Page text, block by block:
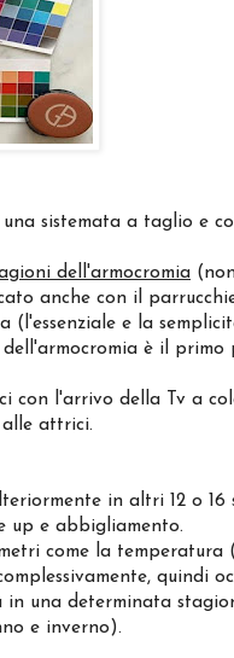
sistemata a taglio e
dell'armocromia
anche con il
e la
è il primo
con l'arrivo della Tv a
attrici.
in altri 12 o 16
up e abbigliamento.
come la temperatura
quindi
una determinata
e inverno).